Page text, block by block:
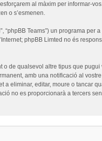
al màxim per informar-
o s’esmenen.
“phpBB Teams”) un programa per
phpBB Limted no és
de qualsevol altre tipus que
amb una notificació al
eliminar, editar, moure o tancar
no es proporcionarà a tercers